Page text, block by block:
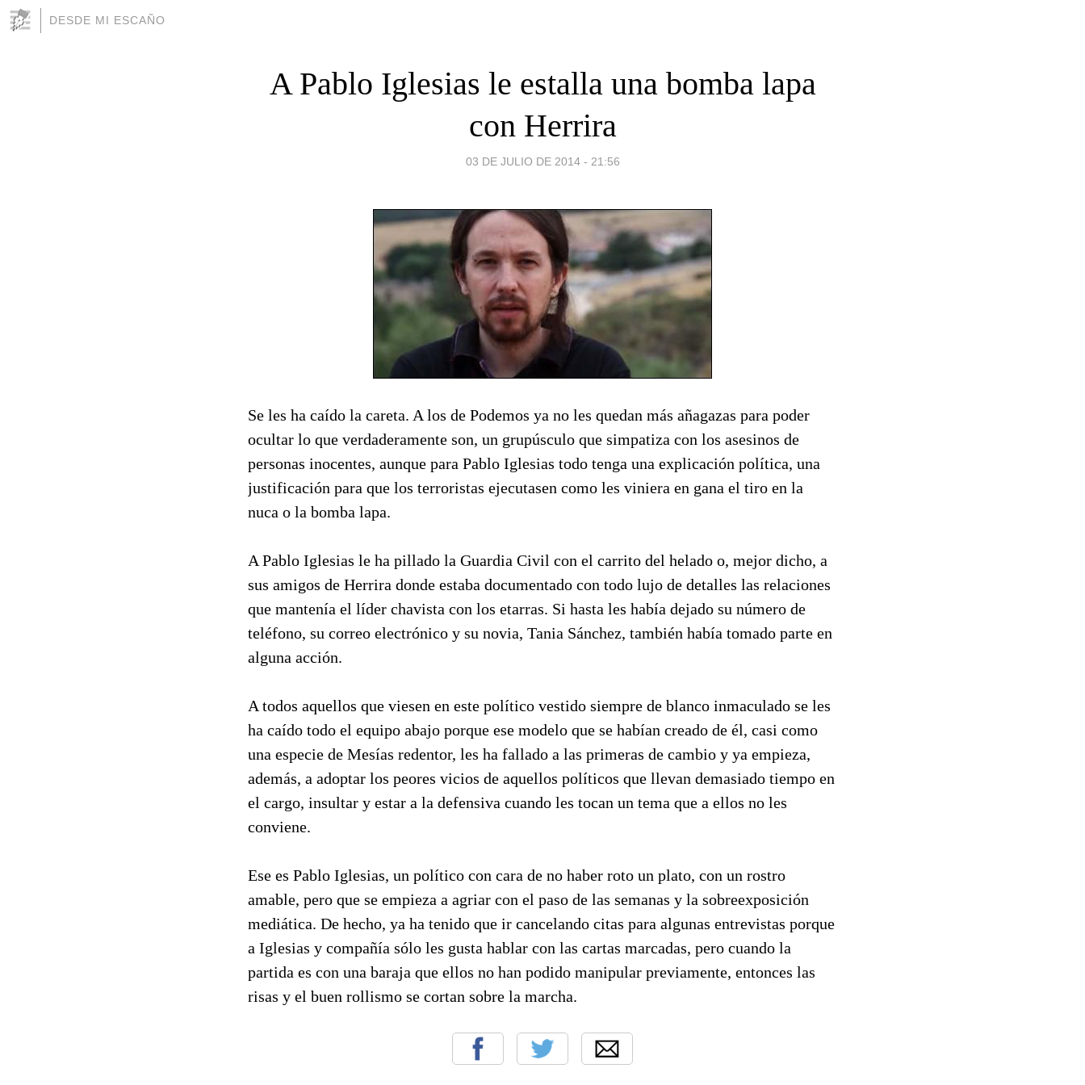
DESDE MI ESCAÑO
A Pablo Iglesias le estalla una bomba lapa
con Herrira
03 DE JULIO DE 2014 - 21:56
Se les ha caído la careta. A los de Podemos ya no les quedan más añagazas para poder
ocultar lo que verdaderamente son, un grupúsculo que simpatiza con los asesinos de
personas inocentes, aunque para Pablo Iglesias todo tenga una explicación política, una
justificación para que los terroristas ejecutasen como les viniera en gana el tiro en la
nuca o la bomba lapa.
A Pablo Iglesias le ha pillado la Guardia Civil con el carrito del helado o, mejor dicho, a
sus amigos de Herrira donde estaba documentado con todo lujo de detalles las relaciones
que mantenía el líder chavista con los etarras. Si hasta les había dejado su número de
teléfono, su correo electrónico y su novia, Tania Sánchez, también había tomado parte en
alguna acción.
A todos aquellos que viesen en este político vestido siempre de blanco inmaculado se les
ha caído todo el equipo abajo porque ese modelo que se habían creado de él, casi como
una especie de Mesías redentor, les ha fallado a las primeras de cambio y ya empieza,
además, a adoptar los peores vicios de aquellos políticos que llevan demasiado tiempo en
el cargo, insultar y estar a la defensiva cuando les tocan un tema que a ellos no les
conviene.
Ese es Pablo Iglesias, un político con cara de no haber roto un plato, con un rostro
amable, pero que se empieza a agriar con el paso de las semanas y la sobreexposición
mediática. De hecho, ya ha tenido que ir cancelando citas para algunas entrevistas porque
a Iglesias y compañía sólo les gusta hablar con las cartas marcadas, pero cuando la
partida es con una baraja que ellos no han podido manipular previamente, entonces las
risas y el buen rollismo se cortan sobre la marcha.